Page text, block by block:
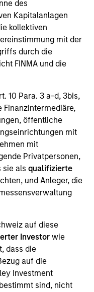
des
Kapitalanlagen
kollektiven
mit der
durch die
FINMA und die
10 Para. 3 a-d, 3bis,
Finanzintermediäre,
öffentliche
mit
mit
Privatpersonen,
sie alsqualifizierte
und Anleger, die
auf diese
Investor wie
dass die
auf die
Investment
sind, nicht
systems for